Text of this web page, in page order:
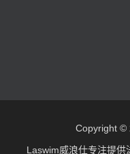
Copyright ©
Laswim威浪仕专注提供